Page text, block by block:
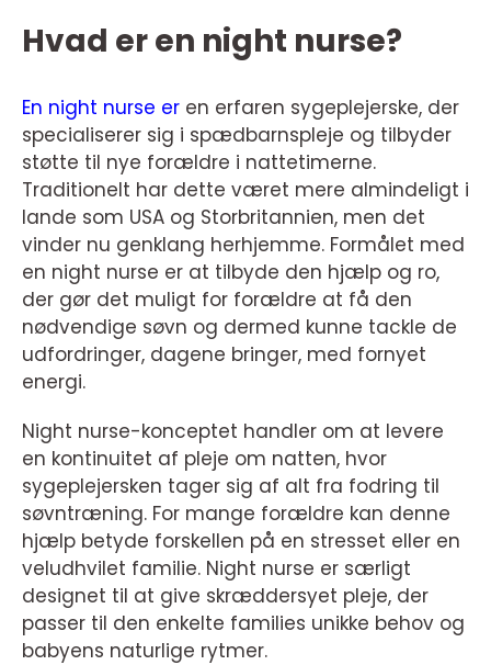
Hvad er en night nurse?
En night nurse er en erfaren sygeplejerske, der
specialiserer sig i spædbarnspleje og tilbyder
støtte til nye forældre i nattetimerne.
Traditionelt har dette været mere almindeligt i
lande som USA og Storbritannien, men det
vinder nu genklang herhjemme. Formålet med
en night nurse er at tilbyde den hjælp og ro,
der gør det muligt for forældre at få den
nødvendige søvn og dermed kunne tackle de
udfordringer, dagene bringer, med fornyet
energi.
Night nurse-konceptet handler om at levere
en kontinuitet af pleje om natten, hvor
sygeplejersken tager sig af alt fra fodring til
søvntræning. For mange forældre kan denne
hjælp betyde forskellen på en stresset eller en
veludhvilet familie. Night nurse er særligt
designet til at give skræddersyet pleje, der
passer til den enkelte families unikke behov og
babyens naturlige rytmer.